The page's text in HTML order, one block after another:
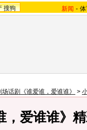
搜狗 新闻 -
场话剧《谁爱谁，爱谁谁》 >
，爱谁谁》